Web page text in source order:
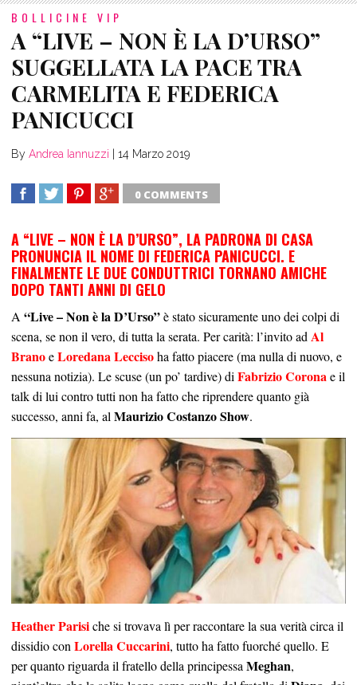
BOLLICINE VIP
A “LIVE – NON È LA D’URSO”
SUGGELLATA LA PACE TRA
CARMELITA E FEDERICA
PANICUCCI
By Andrea Iannuzzi 14 Marzo 2019
0 COMMENTS
A “LIVE – NON È LA D’URSO”, LA PADRONA DI CASA
PRONUNCIA IL NOME DI FEDERICA PANICUCCI. E
FINALMENTE LE DUE CONDUTTRICI TORNANO AMICHE
DOPO TANTI ANNI DI GELO
A“Live – Non è la D’Urso”è stato sicuramente uno dei colpi di
scena, se non il vero, di tutta la serata. Per carità: l’invito adAl
BranoeLoredana Leccisoha fatto piacere (ma nulla di nuovo, e
nessuna notizia). Le scuse (un po’ tardive) diFabrizio Coronae il
talk di lui contro tutti non ha fatto che riprendere quanto già
successo, anni fa, alMaurizio Costanzo Show.
Heather Parisiche si trovava lì per raccontare la sua verità circa il
dissidio conLorella Cuccarini, tutto ha fatto fuorché quello. E
per quanto riguarda il fratello della principessaMeghan,